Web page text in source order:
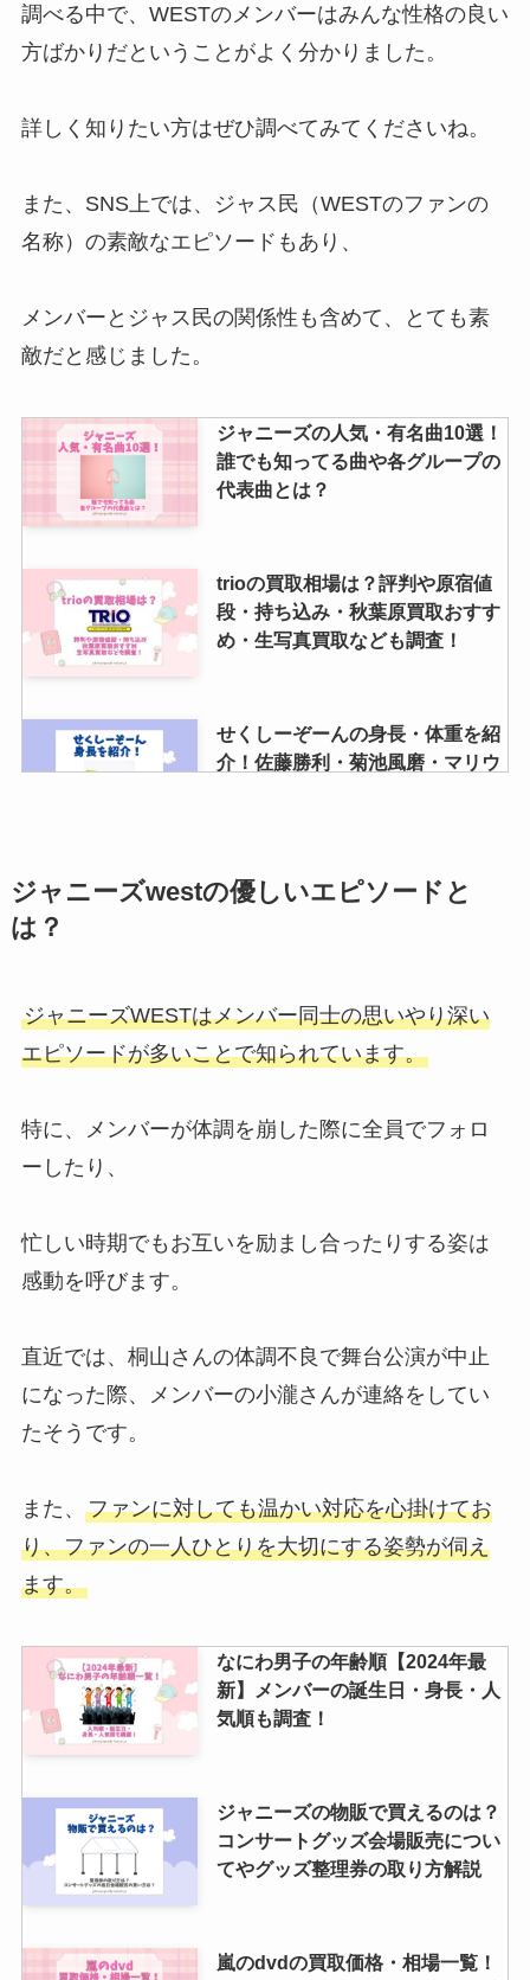
調べる中で、WESTのメンバーはみんな性格の良い
方ばかりだということがよく分かりました。
詳しく知りたい方はぜひ調べてみてくださいね。
また、SNS上では、ジャス民（WESTのファンの
名称）の素敵なエピソードもあり、
メンバーとジャス民の関係性も含めて、とても素
敵だと感じました。
ジャニーズの人気・有名曲10選！
誰でも知ってる曲や各グループの
代表曲とは？
trioの買取相場は？評判や原宿値
段・持ち込み・秋葉原買取おすす
め・生写真買取なども調査！
せくしーぞーんの身長・体重を紹
介！佐藤勝利・菊池風磨・マリウ
ジャニーズのデジタルチケットの
ジャスティー買取の口コミは？買
取できないものや連絡こないなど
を調査！
優しいエピソードは？不仲コンビ
がいるかも調査
てどう？まんだらけ・駿河屋・ブ
ックオフ・持ち込みについて調査
日や本名・のんちゃんの由来は？
映画やドラマの出演歴まとめ！
したした方がいい？当たりやすい
の噂を調査
ジャニーズwestの優しいエピソードと
は？
ジャニーズWESTはメンバー同士の思いやり深い
エピソードが多いことで知られています。
特に、メンバーが体調を崩した際に全員でフォロ
ーしたり、
忙しい時期でもお互いを励まし合ったりする姿は
感動を呼びます。
直近では、桐山さんの体調不良で舞台公演が中止
になった際、メンバーの小瀧さんが連絡をしてい
たそうです。
また、 ファンに対しても温かい対応を心掛けてお
り、ファンの一人ひとりを大切にする姿勢が伺え
ます。
なにわ男子の年齢順【2024年最
新】メンバーの誕生日・身長・人
気順も調査！
ジャニーズの物販で買えるのは？
コンサートグッズ会場販売につい
てやグッズ整理券の取り方解説
嵐のdvdの買取価格・相場一覧！